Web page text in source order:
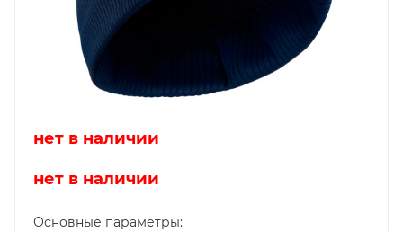
нет в наличии
нет в наличии
Основные параметры: